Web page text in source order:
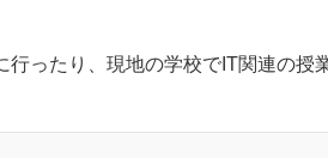
ったり、現地の学校でIT関連の授